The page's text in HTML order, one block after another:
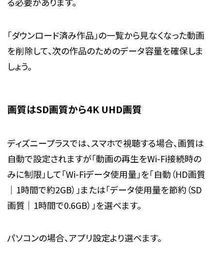
「ダウンロード済み作品」の一覧から見なくなった動画
を削除して、次の作品のためのデータ容量を確保しま
しょう。
画質はSD画質から4K UHD画質
ディズニープラスでは、スマホで視聴する場合、画質は
自動で設定されますが「動画の再生をWi-Fi接続時の
みに制限」して「Wi-Fiデータ使用量」を「自動（HD画質
｜1時間で約2GB）」または「データ使用量を節約（SD
画質｜1時間で0.6GB）」を選べます。
パソコンの場合、アプリ設定より選べます。